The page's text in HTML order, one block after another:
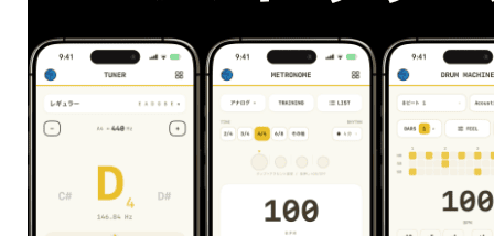
初心者必見のオリジナル電子書籍
「ずっと使えるギター練習帳」
プレゼント中！！
25分の無料体験に申し込む